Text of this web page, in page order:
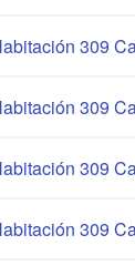
309
309
309
309